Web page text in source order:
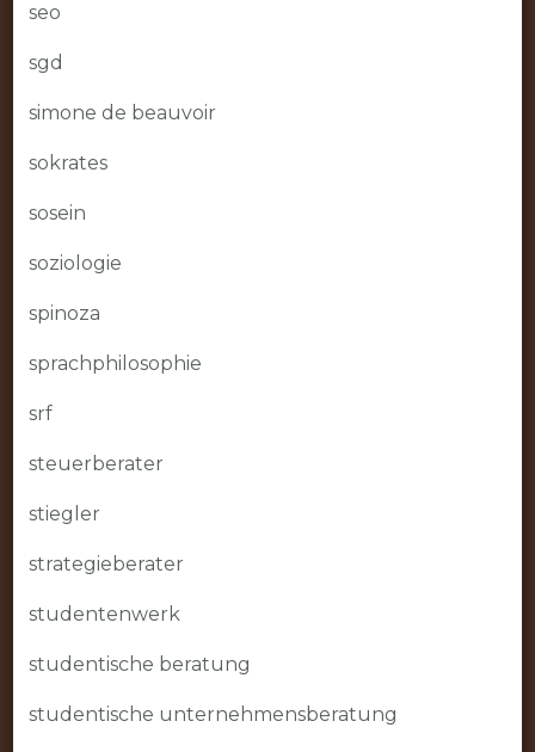
seo
sgd
simone de beauvoir
sokrates
sosein
soziologie
spinoza
sprachphilosophie
srf
steuerberater
stiegler
strategieberater
studentenwerk
studentische beratung
studentische unternehmensberatung